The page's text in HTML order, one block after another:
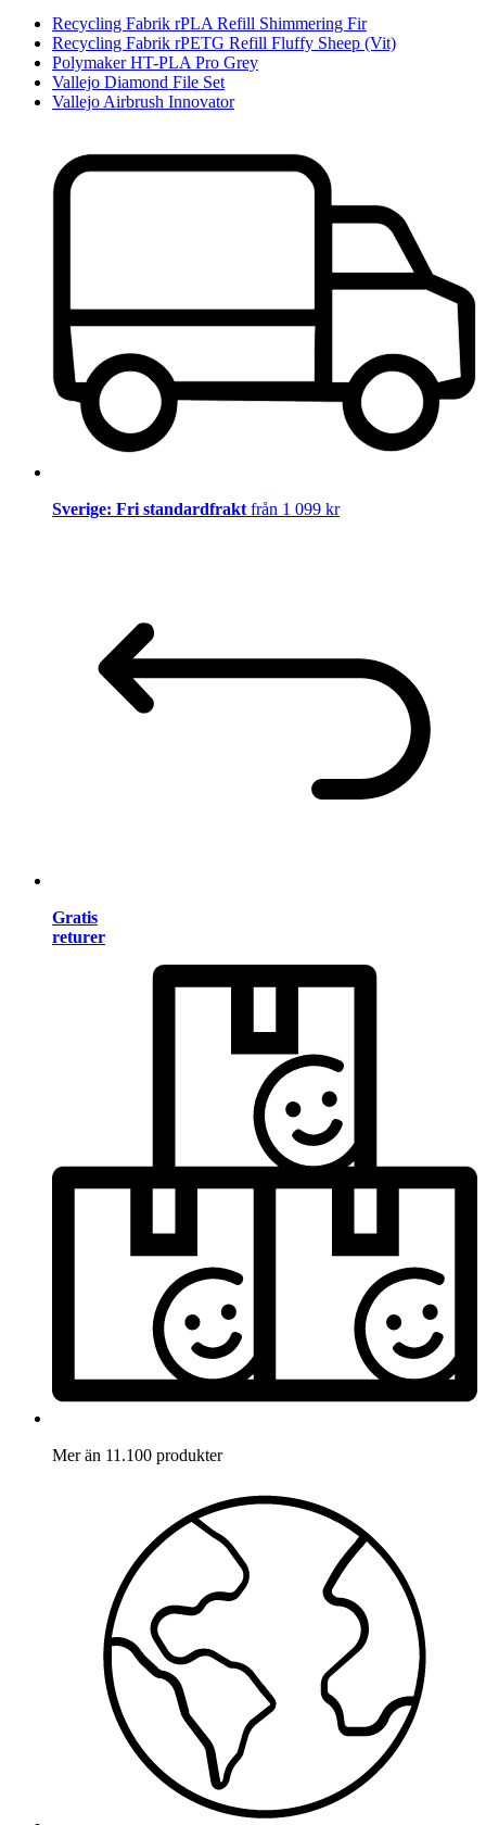
Recycling Fabrik rPLA Refill Shimmering Fir
Recycling Fabrik rPETG Refill Fluffy Sheep (Vit)
Polymaker HT-PLA Pro Grey
Vallejo Diamond File Set
Vallejo Airbrush Innovator
Sverige: Fri standardfraktfrån 1 099 kr
Gratis
returer
Mer än 11.100 produkter